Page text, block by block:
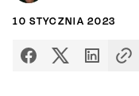
10 STYCZNIA 2023